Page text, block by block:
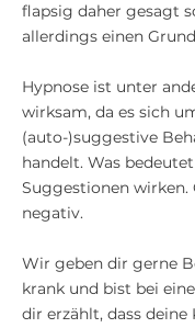
flapsig daher gesagt
allerdings einen
Hypnose ist unter
wirksam, da es sich
(auto-)suggestive
handelt. Was
Suggestionen wirken.
negativ.
Wir geben dir gerne
krank und bist bei
dir erzählt, dass deine